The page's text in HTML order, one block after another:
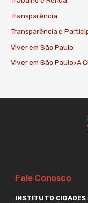
Transparência
Transparência e
Viver em São Paulo
Viver em São Paulo>A
Fale Conosco
INSTITUTO CIDADES